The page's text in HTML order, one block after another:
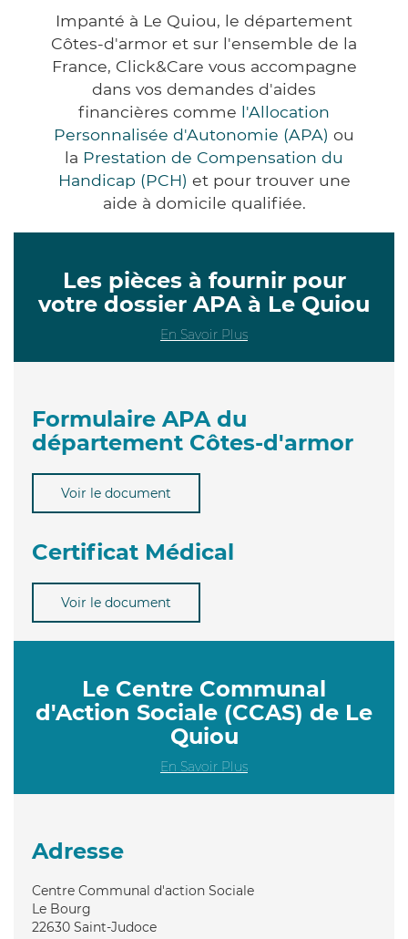
Impanté à Le Quiou, le département
Côtes-d'armor et sur l'ensemble de la
France, Click&Care vous accompagne
dans vos demandes d'aides
financières comme l'Allocation
Personnalisée d'Autonomie (APA) ou
la Prestation de Compensation du
Handicap (PCH) et pour trouver une
aide à domicile qualifiée.
Les pièces à fournir pour
votre dossier APA à Le Quiou
En Savoir Plus
Formulaire APA du
département Côtes-d'armor
Voir le document
Certificat Médical
Voir le document
Le Centre Communal
d'Action Sociale (CCAS) de Le
Quiou
En Savoir Plus
Adresse
Centre Communal d'action Sociale
Le Bourg
22630 Saint-Judoce